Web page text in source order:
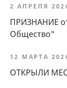
2 АПРЕЛЯ
ПРИЗНАНИЕ
Общество"
12 МАРТА
ОТКРЫЛИ